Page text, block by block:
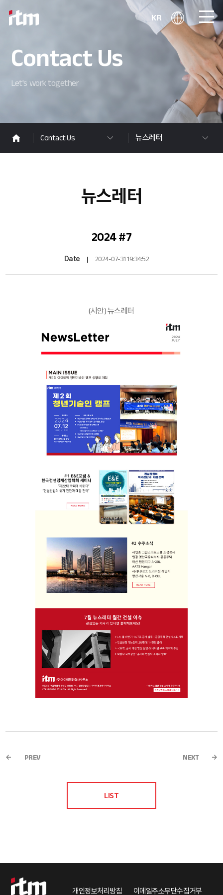
KR
Contact Us
Let's work together
Contact Us 뉴스레터
뉴스레터
2024 #7
Date 2024-07-31 19:34:52
(시안) 뉴스레터
PREV NEXT
LIST
개인정보처리방침 이메일주소무단수집거부